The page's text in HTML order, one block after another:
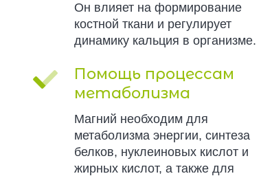
Он влияет на формирование
костной ткани и регулирует
динамику кальция в организме.
Помощь процессам
метаболизма
Магний необходим для
метаболизма энергии, синтеза
белков, нуклеиновых кислот и
жирных кислот, а также для